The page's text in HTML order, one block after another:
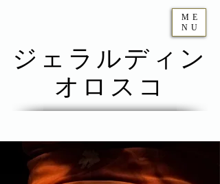
ジェラルディン
オロスコ
ME
NU